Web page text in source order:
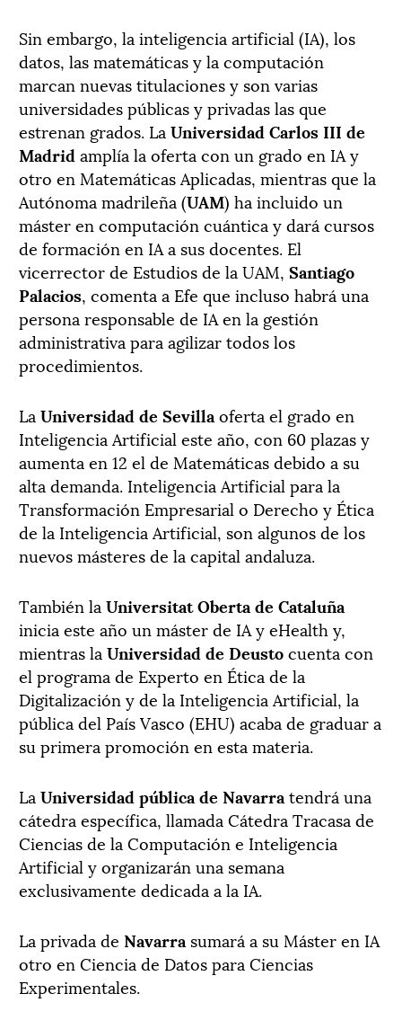
Sin embargo, la inteligencia artificial (IA), los
datos, las matemáticas y la computación
marcan nuevas titulaciones y son varias
universidades públicas y privadas las que
estrenan grados. La Universidad Carlos III de
Madrid amplía la oferta con un grado en IA y
otro en Matemáticas Aplicadas, mientras que la
Autónoma madrileña (UAM) ha incluido un
máster en computación cuántica y dará cursos
de formación en IA a sus docentes. El
vicerrector de Estudios de la UAM, Santiago
Palacios, comenta a Efe que incluso habrá una
persona responsable de IA en la gestión
administrativa para agilizar todos los
procedimientos.
La Universidad de Sevilla oferta el grado en
Inteligencia Artificial este año, con 60 plazas y
aumenta en 12 el de Matemáticas debido a su
alta demanda. Inteligencia Artificial para la
Transformación Empresarial o Derecho y Ética
de la Inteligencia Artificial, son algunos de los
nuevos másteres de la capital andaluza.
También la Universitat Oberta de Cataluña
inicia este año un máster de IA y eHealth y,
mientras la Universidad de Deustocuenta con
el programa de Experto en Ética de la
Digitalización y de la Inteligencia Artificial, la
pública del País Vasco (EHU) acaba de graduar a
su primera promoción en esta materia.
La Universidad pública de Navarra tendrá una
cátedra específica, llamada Cátedra Tracasa de
Ciencias de la Computación e Inteligencia
Artificial y organizarán una semana
exclusivamente dedicada a la IA.
La privada de Navarra sumará a su Máster en IA
otro en Ciencia de Datos para Ciencias
Experimentales.